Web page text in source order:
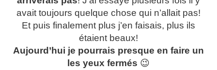
avait toujours quelque chose qui n’allait pas!
Et puis finalement plus j’en faisais, plus ils
étaient beaux!
Aujourd’hui je pourrais presque en faire un
les yeux fermés 😉